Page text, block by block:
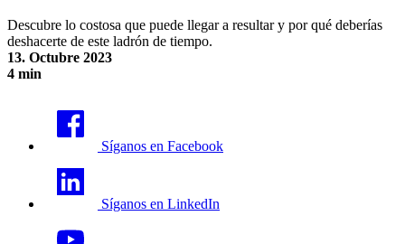
Descubre lo costosa que puede llegar a resultar y por qué deberías
deshacerte de este ladrón de tiempo.
13. Octubre 2023
4 min
Síganos en Facebook
Síganos en LinkedIn